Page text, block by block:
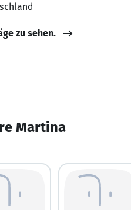
zu sehen.
Martina